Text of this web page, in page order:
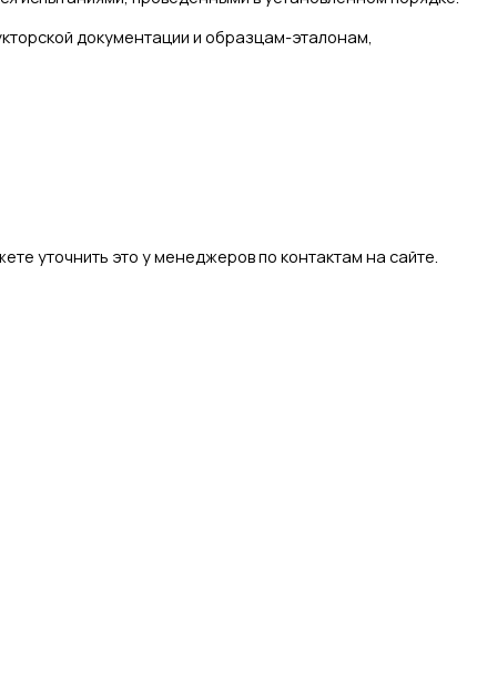
документации и образцам-эталонам,
уточнить это у менеджеров по контактам на сайте.